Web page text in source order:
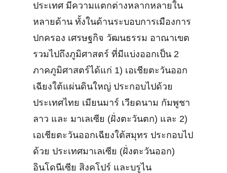
ประเทศ มีความแตกต่างหลากหลายใน
หลายด้าน ทั้งในด้านระบอบการเมืองการ
ปกครอง เศรษฐกิจ วัฒนธรรม อาณาเขต
รวมไปถึงภูมิศาสตร์ ที่มีแบ่งออกเป็น 2
ภาคภูมิศาสตร์ได้แก่ 1) เอเชียตะวันออก
เฉียงใต้แผ่นดินใหญ่ ประกอบไปด้วย
ประเทศไทย เมียนมาร์ เวียดนาม กัมพูชา
ลาว และ มาเลเซีย (ฝั่งตะวันตก) และ 2)
เอเชียตะวันออกเฉียงใต้สมุทร ประกอบไป
ด้วย ประเทศมาเลเซีย (ฝั่งตะวันออก)
อินโดนีเซีย สิงคโปร์ และบรูไน